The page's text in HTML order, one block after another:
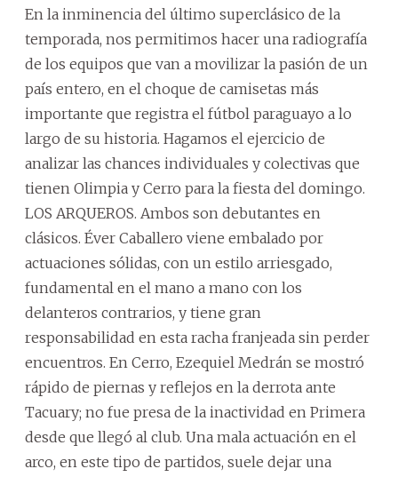
En la inminencia del último superclásico de la
temporada, nos permitimos hacer una radiografía
de los equipos que van a movilizar la pasión de un
país entero, en el choque de camisetas más
importante que registra el fútbol paraguayo a lo
largo de su historia. Hagamos el ejercicio de
analizar las chances individuales y colectivas que
tienen Olimpia y Cerro para la fiesta del domingo.
LOS ARQUEROS. Ambos son debutantes en
clásicos. Éver Caballero viene embalado por
actuaciones sólidas, con un estilo arriesgado,
fundamental en el mano a mano con los
delanteros contrarios, y tiene gran
responsabilidad en esta racha franjeada sin perder
encuentros. En Cerro, Ezequiel Medrán se mostró
rápido de piernas y reflejos en la derrota ante
Tacuary; no fue presa de la inactividad en Primera
desde que llegó al club. Una mala actuación en el
arco, en este tipo de partidos, suele dejar una